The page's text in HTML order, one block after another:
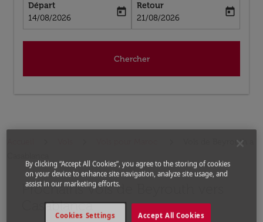
Départ
fc-booking-departure-date-aria-label
14/08/2026
today
Retour
fc-booking-return-date-aria-label
21/08/2026
today
Chercher
Vols de Beyrouth a
Prochains Vols de Beyrouth vers
Casablanca
Aucun tarif trouvé pour les options populaires
By clicking “Accept All Cookies”, you agree to the storing of cookies
on your device to enhance site navigation, analyze site usage, and
assist in our marketing efforts.
Accept All Cookies
Cookies Settings